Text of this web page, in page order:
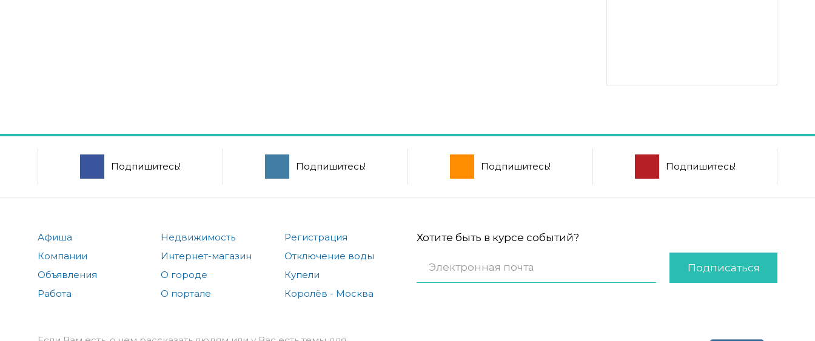
Подпишитесь! Подпишитесь! Подпишитесь! Подпишитесь!
Афиша
Компании
Объявления
Работа
Недвижимость
Интернет-магазин
О городе
О портале
Регистрация
Отключение воды
Купели
Королёв - Москва
Хотите быть в курсе событий?
Подписаться